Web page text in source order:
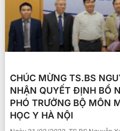
CHÚC MỪNG TS.BS
NHẬN QUYẾT ĐỊNH BỔ
PHÓ TRƯỞNG BỘ MÔN
HỌC Y HÀ NỘI